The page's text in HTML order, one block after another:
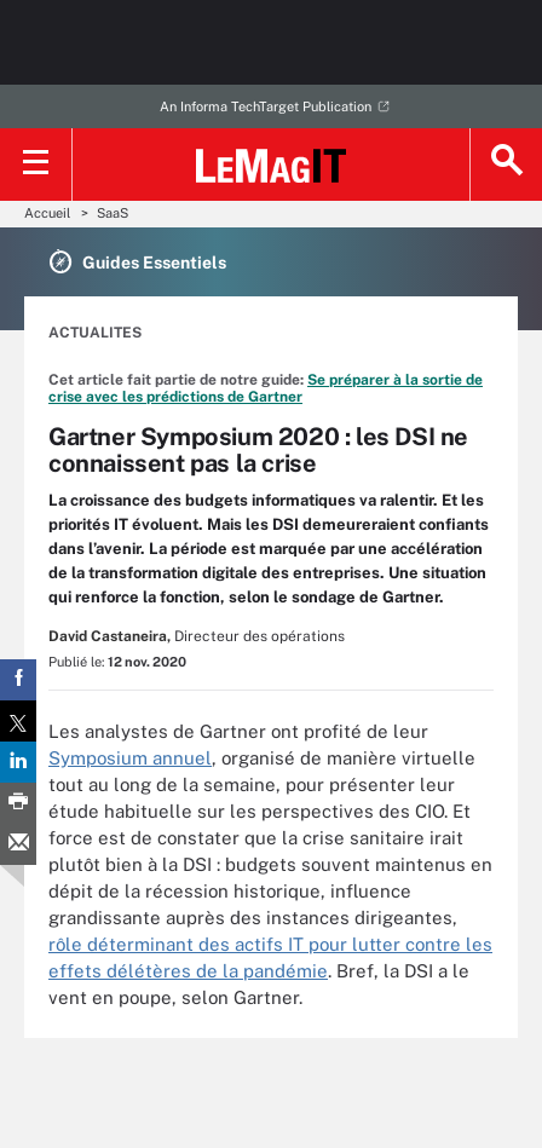
An Informa TechTarget Publication
Accueil SaaS
Guides Essentiels
ACTUALITES
Cet article fait partie de notre guide: Se préparer à la sortie de
crise avec les prédictions de Gartner
Gartner Symposium 2020 : les DSI ne
connaissent pas la crise
La croissance des budgets informatiques va ralentir. Et les
priorités IT évoluent. Mais les DSI demeureraient confiants
dans l’avenir. La période est marquée par une accélération
de la transformation digitale des entreprises. Une situation
qui renforce la fonction, selon le sondage de Gartner.
David Castaneira, Directeur des opérations
Publié le: 12 nov. 2020
Les analystes de Gartner ont profité de leur
Symposium annuel, organisé de manière virtuelle
tout au long de la semaine, pour présenter leur
étude habituelle sur les perspectives des CIO. Et
force est de constater que la crise sanitaire irait
plutôt bien à la DSI : budgets souvent maintenus en
dépit de la récession historique, influence
grandissante auprès des instances dirigeantes,
rôle déterminant des actifs IT pour lutter contre les
effets délétères de la pandémie. Bref, la DSI a le
vent en poupe, selon Gartner.